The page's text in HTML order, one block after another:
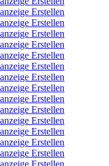
Erstellen
Erstellen
Erstellen
Erstellen
Erstellen
Erstellen
Erstellen
Erstellen
Erstellen
Erstellen
Erstellen
Erstellen
Erstellen
Erstellen
Erstellen